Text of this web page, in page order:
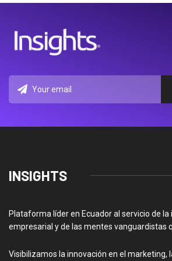
INSIGHTS
Plataforma líder en Ecuador al servicio de la
empresarial y de las mentes vanguardistas
Visibilizamos la innovación en el marketing,